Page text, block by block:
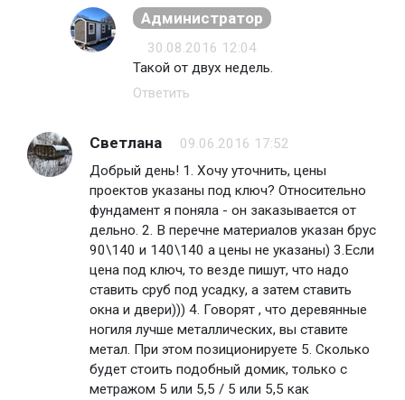
Администратор
30.08.2016 12:04
Такой от двух недель.
Ответить
Светлана
09.06.2016 17:52
Добрый день! 1. Хочу уточнить, цены
проектов указаны под ключ? Относительно
фундамент я поняла - он заказывается от
дельно. 2. В перечне материалов указан брус
90\140 и 140\140 а цены не указаны) 3.Если
цена под ключ, то везде пишут, что надо
ставить сруб под усадку, а затем ставить
окна и двери))) 4. Говорят , что деревянные
ногиля лучше металлических, вы ставите
метал. При этом позиционируете 5. Сколько
будет стоить подобный домик, только с
метражом 5 или 5,5 / 5 или 5,5 как